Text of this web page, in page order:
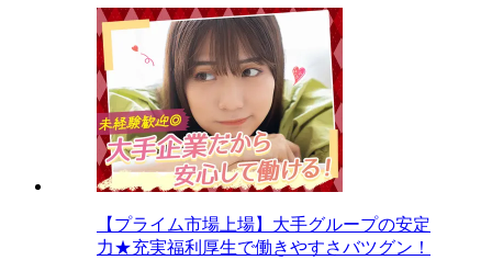
【プライム市場上場】大手グループの安定
力★充実福利厚生で働きやすさバツグン！